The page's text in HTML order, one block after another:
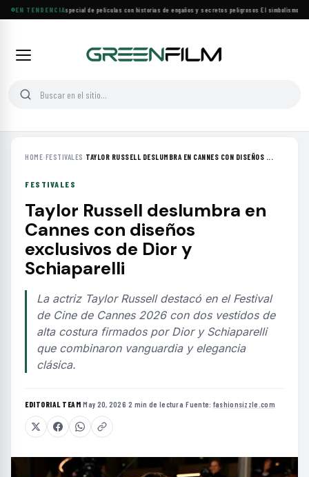
EN TENDENCIA
Lifetime estrena especial de películas con historias de engaños y secretos peligrosos·El simbolismo de
HOME›FESTIVALES ›TAYLOR RUSSELL DESLUMBRA EN CANNES CON DISEÑOS ...
FESTIVALES
Taylor Russell deslumbra en
Cannes con diseños
exclusivos de Dior y
Schiaparelli
La actriz Taylor Russell destacó en el Festival
de Cine de Cannes 2026 con dos vestidos de
alta costura firmados por Dior y Schiaparelli
que combinaron vanguardia y elegancia
clásica.
EDITORIAL TEAM·May 20, 2026·2 min de lectura·Fuente: fashionsizzle.com